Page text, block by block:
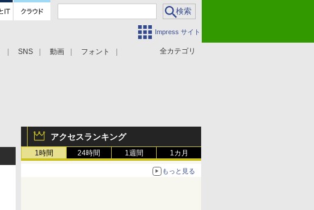
Impress サイト
全カテゴリ
SNS 動画 フォント
アクセスランキング
1時間 24時間 1週間 1カ月
もっと見る